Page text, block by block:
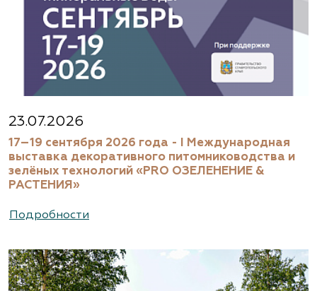
23.07.2026
17–19 сентября 2026 года - I Международная
выставка декоративного питомниководства и
зелёных технологий «PRO ОЗЕЛЕНЕНИЕ &
РАСТЕНИЯ»
Подробности